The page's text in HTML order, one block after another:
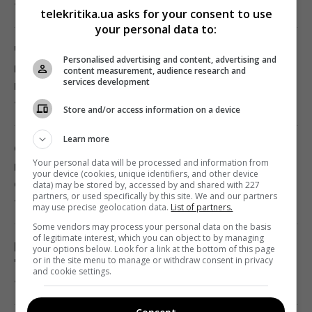
Android: фахівці назвали головні хіти
19:21 п'ятниця, 07 серпня 2026
Найдорожчим ресурсом на астероїдах
може виявитися зовсім не платина
19:19 п'ятниця, 07 серпня 2026
До 10 годин спізнення: через обстріли
низка поїздів курсують із затримками
19:06 п'ятниця, 07 серпня 2026
Що дає сироватка з йодом для помідорів:
як правильно поливати та обприскувати
томати
7 серпня 2026, 20:20
Чому баклажани дрібнішають і втрачають
колір: городник назвав одну головну
причину
7 серпня 2026, 20:17
Сусіди будуть заздрити: як повернути
газону насичений зелений колір після
спеки
7 серпня 2026, 20:12
Навроцький вирішив допомогати Україні
"бити московитів": у РФ почалася істерика
7 серпня 2026, 19:59
telekritika.ua asks for your consent to use
your personal data to:
Personalised advertising and content, advertising and
content measurement, audience research and
services development
Store and/or access information on a device
Learn more
Your personal data will be processed and information from
your device (cookies, unique identifiers, and other device
data) may be stored by, accessed by and shared with 227
partners, or used specifically by this site. We and our partners
may use precise geolocation data. List of partners.
Some vendors may process your personal data on the basis
of legitimate interest, which you can object to by managing
your options below. Look for a link at the bottom of this page
or in the site menu to manage or withdraw consent in privacy
and cookie settings.